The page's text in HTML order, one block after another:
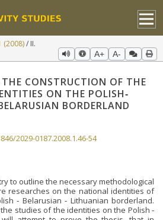
(2008)
II.
A+ A-
THE CONSTRUCTION OF THE
ON THE POLISH‐
BORDERLAND
2029-0187.2008.1.46-54
to outline the necessary methodological
researches on the national identities of
‐ Belarusian ‐ Lithuanian borderland.
studies of the identities on the Polish ‐